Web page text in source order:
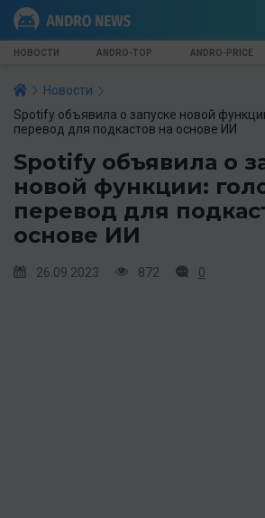
НОВОСТИ ANDRO-TOP ANDRO-PRICE
Новости
Spotify объявила о запуске новой
перевод для подкастов на основе ИИ
Spotify объявила о
новой функции:
перевод для
основе ИИ
26.09.2023 872 0